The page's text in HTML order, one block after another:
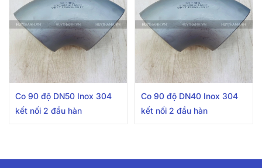
Co 90 độ DN50 Inox 304
kết nối 2 đầu hàn
Co 90 độ DN40 Inox 304
kết nối 2 đầu hàn